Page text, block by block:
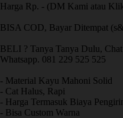
Harga Rp. - (DM Kami atau
BISA COD, Bayar Ditempat
BELI ? Tanya Tanya Dulu,
Whatsapp. 081 229 525 525
- Material Kayu Mahoni Solid
- Cat Halus, Rapi
- Harga Termasuk Biaya
- Bisa Custom Warna